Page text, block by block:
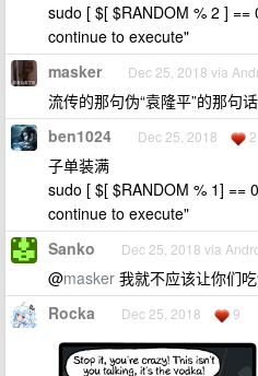
sudo [ $[ $RANDOM % 2 ]
continue to execute"
masker Dec 25, 2018 via
流传的那句伪“袁隆平”的那句话
ben1024 Dec 25, 2018 2
子单装满
sudo [ $[ $RANDOM % 1] ==
continue to execute"
Sanko Dec 25, 2018 via
@masker 我就不应该让你们
Rocka Dec 25, 2018 9